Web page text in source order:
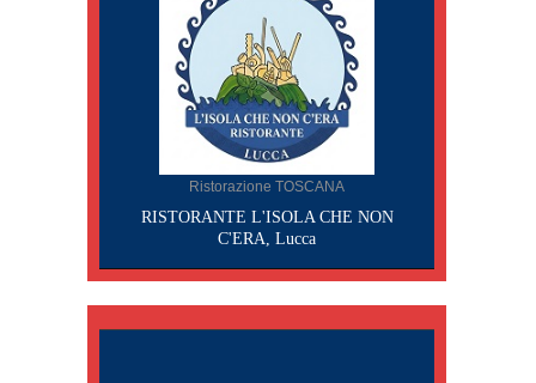
Ristorazione TOSCANA
RISTORANTE L'ISOLA CHE NON
C'ERA, Lucca